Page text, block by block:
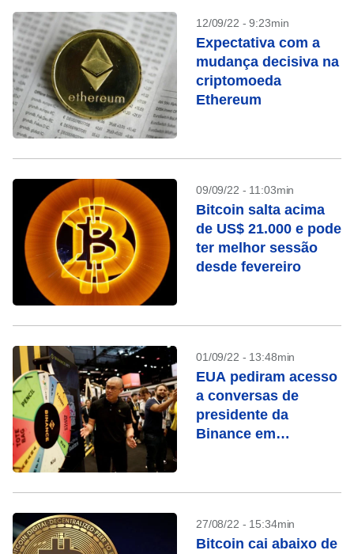
12/09/22 - 9:23min
Expectativa com a
mudança decisiva na
criptomoeda
Ethereum
09/09/22 - 11:03min
Bitcoin salta acima
de US$ 21.000 e pode
ter melhor sessão
desde fevereiro
01/09/22 - 13:48min
EUA pediram acesso
a conversas de
presidente da
Binance em
27/08/22 - 15:34min
Bitcoin cai abaixo de